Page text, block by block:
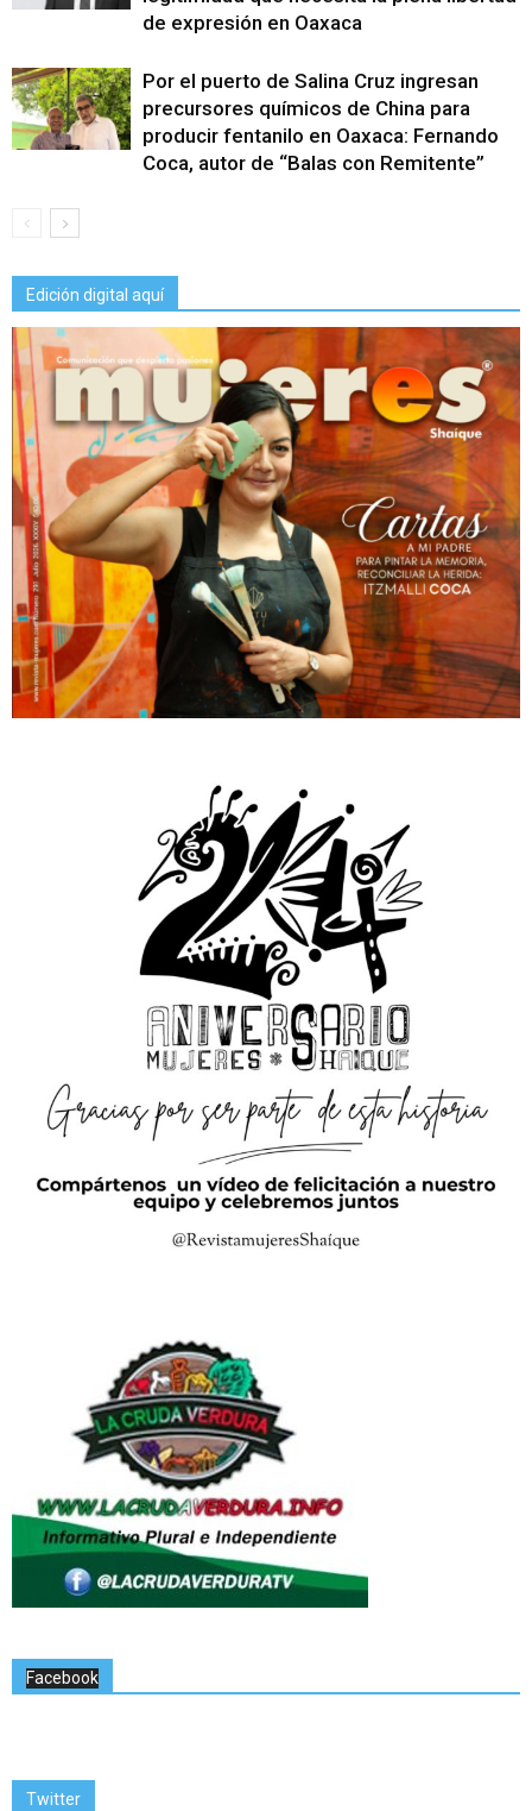
de expresión en Oaxaca
Por el puerto de Salina Cruz ingresan
precursores químicos de China para
producir fentanilo en Oaxaca: Fernando
Coca, autor de “Balas con Remitente”
Edición digital aquí
Facebook
Twitter